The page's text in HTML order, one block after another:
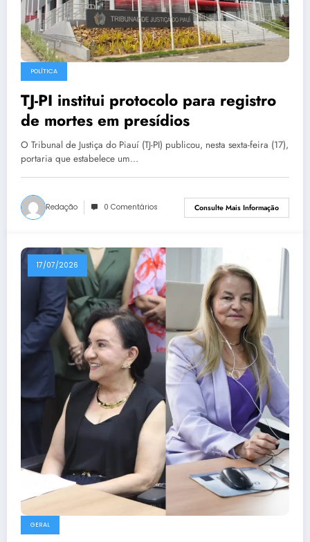
POLÍTICA
TJ-PI institui protocolo para registro
de mortes em presídios
O Tribunal de Justiça do Piauí (TJ-PI) publicou, nesta sexta-feira (17),
portaria que estabelece um…
Redação 0 Comentários Consulte Mais Informação
17/07/2026
GERAL